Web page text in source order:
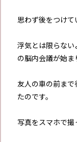
思わず後をつけて
浮気とは限らな
の脳内会議が始ま
友人の車の前ま
たのです。
写真をスマホで撮